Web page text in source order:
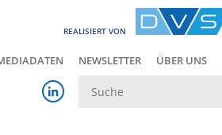
REALISIERT VON
NEWSLETTER ÜBER UNS